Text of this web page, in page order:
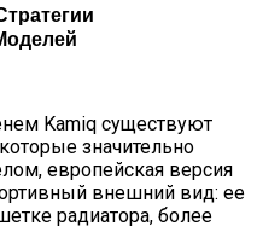
Kamiq существуют
значительно
европейская версия
внешний вид: ее
радиатора, более